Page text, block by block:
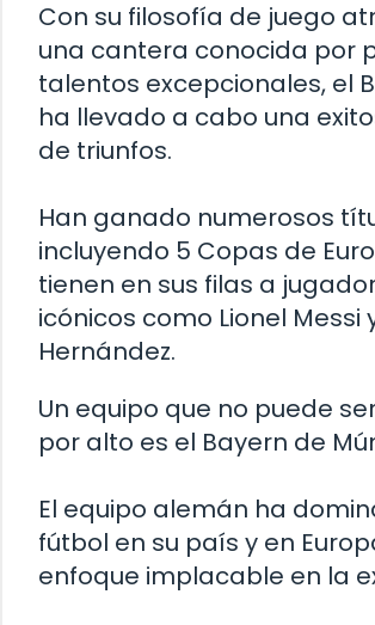
Con su filosofía de juego
una cantera conocida por
talentos excepcionales, el
ha llevado a cabo una
de triunfos.
Han ganado numerosos
incluyendo 5 Copas de
tienen en sus filas a
icónicos como Lionel Messi
Hernández.
Un equipo que no puede
por alto es el Bayern de
El equipo alemán ha
fútbol en su país y en
enfoque implacable en la